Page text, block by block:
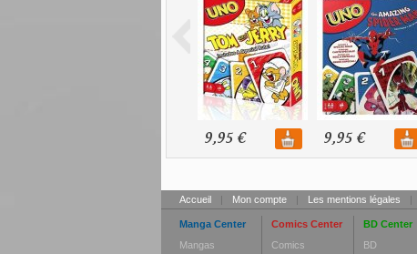
9,95 € 9,95 €
Accueil | Mon compte | Les mentions légales |
Manga Center
Mangas
Comics Center
Comics
BD Center
BD